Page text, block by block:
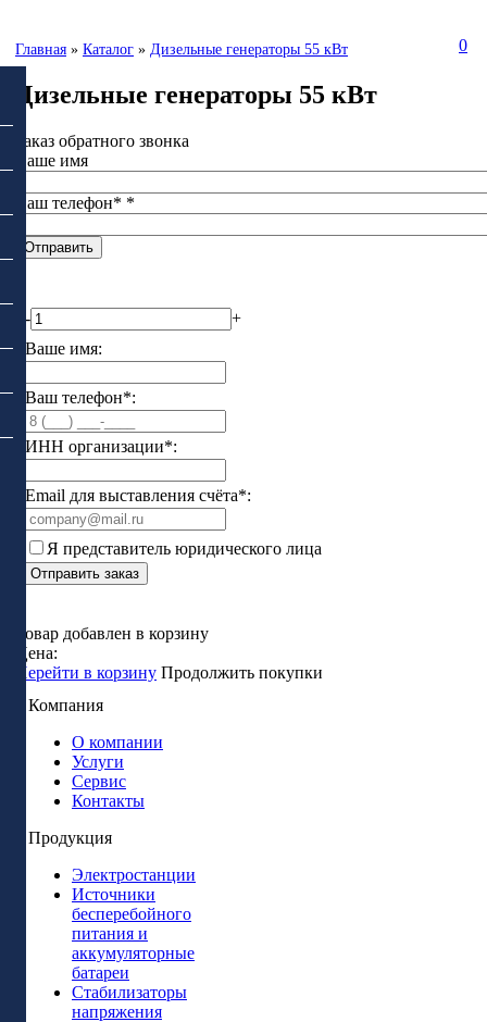
0
Главная » Каталог » Дизельные генераторы 55 кВт
Дизельные генераторы 55 кВт
Заказ обратного звонка
Ваше имя
Ваш телефон* *
-
+
Ваше имя:
Ваш телефон*:
ИНН организации*:
Email для выставления счёта*:
Я представитель юридического лица
Отправить заказ
Товар добавлен в корзину
Цена:
Перейти в корзину Продолжить покупки
Компания
О компании
Услуги
Сервис
Контакты
Продукция
Электростанции
Источники
бесперебойного
питания и
аккумуляторные
батареи
Стабилизаторы
напряжения